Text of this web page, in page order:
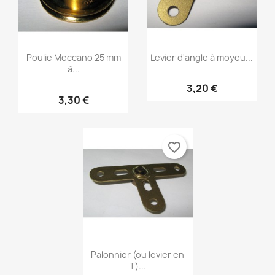
Poulie Meccano 25 mm
à...
3,30 €
Levier d'angle à moyeu...
3,20 €
Palonnier (ou levier en
T)...
favorite_border